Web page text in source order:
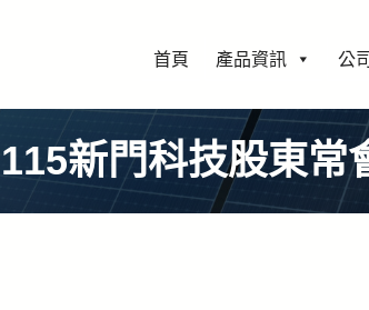
首頁 產品資訊 公
115新門科技股東常